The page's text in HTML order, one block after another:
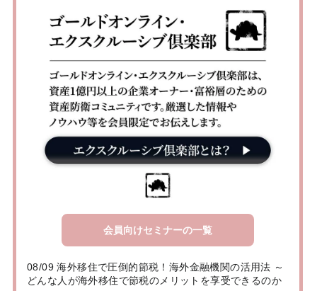
会員向けセミナーの一覧
08/09 海外移住で圧倒的節税！海外金融機関の活用法 ～
どんな人が海外移住で節税のメリットを享受できるのか